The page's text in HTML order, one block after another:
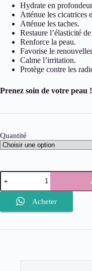
Hydrate en
Atténue les cicatrices
Atténue les taches.
Restaure l’élasticité
Renforce la peau.
Favorise le
Calme l’irritation.
Protège contre les
Prenez soin de votre peau !
Quantité
quantité
de
BIO-
Huile
Cicatrices
Acheter